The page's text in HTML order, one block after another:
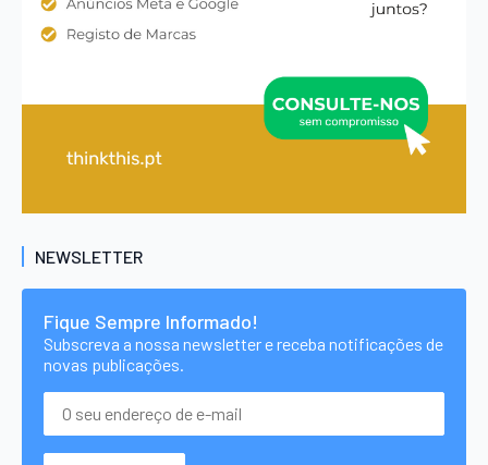
NEWSLETTER
Fique Sempre Informado!
Subscreva a nossa newsletter e receba notificações de
novas publicações.